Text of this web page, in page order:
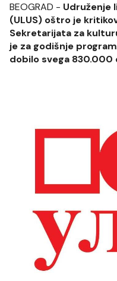
BEOGRAD - Udruženje
(ULUS) oštro je
Sekretarijata za
je za godišnje
dobilo svega 830.000